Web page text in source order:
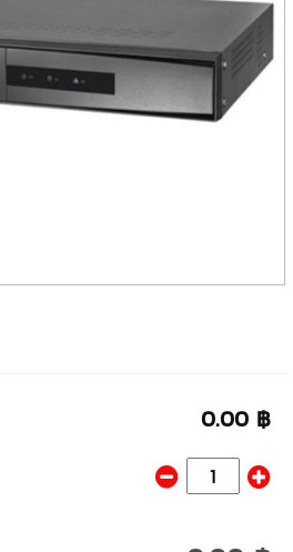
0.00 ฿